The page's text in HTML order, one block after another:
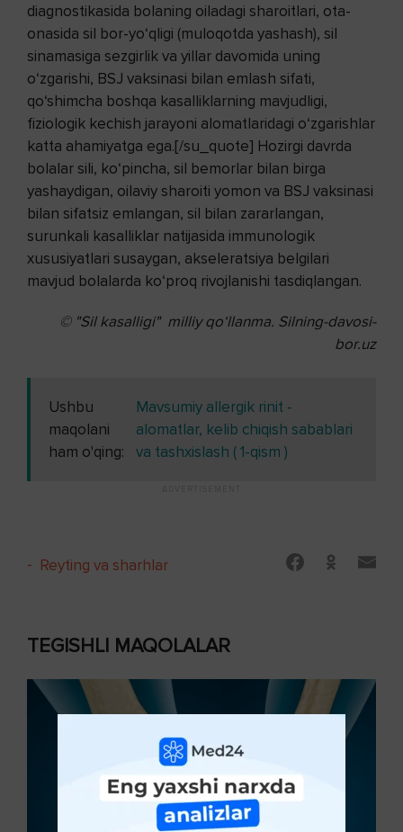
diagnostikasida bolaning oiladagi sharoitlari, ota-
onasida sil bor-yo‘qligi (muloqotda yashash), sil
sinamasiga sezgirlik va yillar davomida uning
o‘zgarishi, BSJ vaksinasi bilan emlash sifati,
qo‘shimcha boshqa kasalliklarning mavjudligi,
fiziologik kechish jarayoni alomatlaridagi o‘zgarishlar
katta ahamiyatga ega.[/su_quote] Hozirgi davrda
bolalar sili, ko‘pincha, sil bemorlar bilan birga
yashaydigan, oilaviy sharoiti yomon va BSJ vaksinasi
bilan sifatsiz emlangan, sil bilan zararlangan,
surunkali kasalliklar natijasida immunologik
xususiyatlari susaygan, akseleratsiya belgilari
mavjud bolalarda ko‘proq rivojlanishi tasdiqlangan.
© "Sil kasalligi" milliy qo‘llanma. Silning-davosi-
bor.uz
Ushbu
maqolani
ham o'qing:
Mavsumiy allergik rinit -
alomatlar, kelib chiqish sabablari
va tashxislash ( 1-qism )
- Reyting va sharhlar
TEGISHLI MAQOLALAR